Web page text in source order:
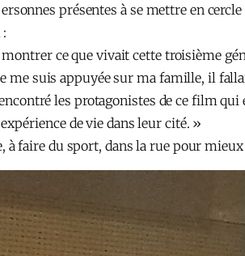
présentes à se mettre en
ce que vivait cette troisième
suis appuyée sur ma famille, il
les protagonistes de ce film qui
de vie dans leur cité. »
faire du sport, dans la rue pour